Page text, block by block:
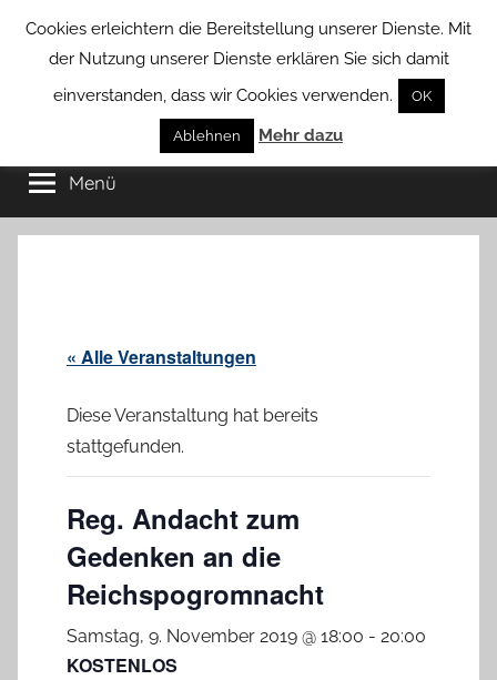
Borstel
von
Groß
Borstel
Menü
« Alle Veranstaltungen
Diese Veranstaltung hat bereits
stattgefunden.
Reg. Andacht zum
Gedenken an die
Reichspogromnacht
Samstag, 9. November 2019 @ 18:00 - 20:00
KOSTENLOS
Cookies erleichtern die Bereitstellung unserer Dienste. Mit
der Nutzung unserer Dienste erklären Sie sich damit
einverstanden, dass wir Cookies verwenden.
OK
Ablehnen Mehr dazu